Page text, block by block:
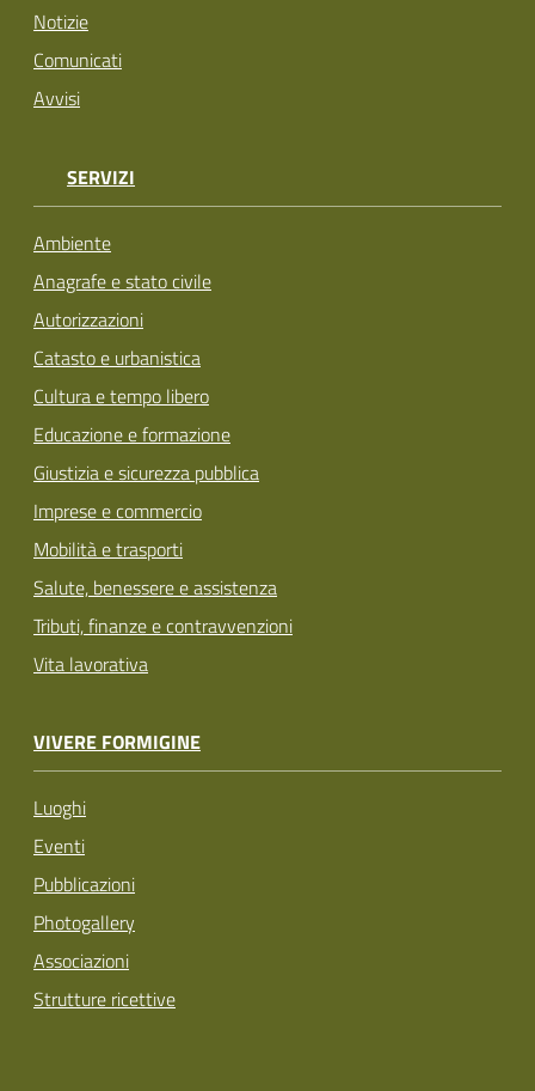
Notizie
Comunicati
Avvisi
SERVIZI
Ambiente
Anagrafe e stato civile
Autorizzazioni
Catasto e urbanistica
Cultura e tempo libero
Educazione e formazione
Giustizia e sicurezza pubblica
Imprese e commercio
Mobilità e trasporti
Salute, benessere e assistenza
Tributi, finanze e contravvenzioni
Vita lavorativa
VIVERE FORMIGINE
Luoghi
Eventi
Pubblicazioni
Photogallery
Associazioni
Strutture ricettive